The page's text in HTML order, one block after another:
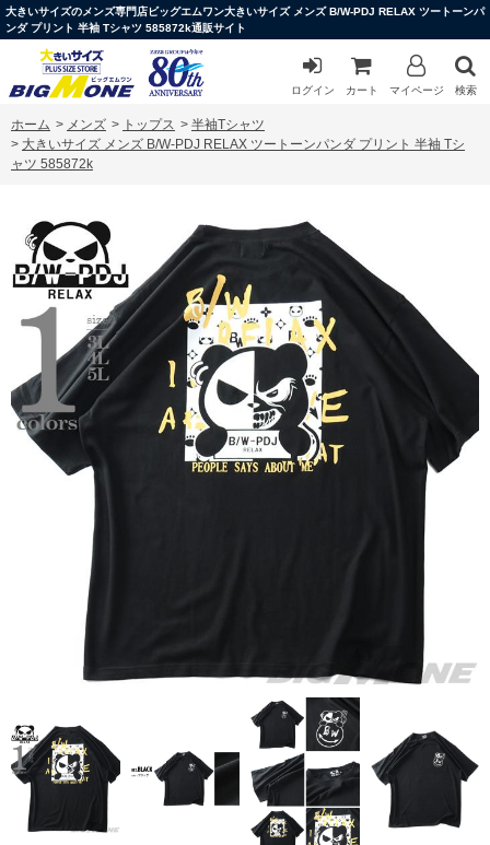
大きいサイズのメンズ専門店ビッグエムワン大きいサイズ メンズ B/W-PDJ RELAX ツートーンパ
ンダ プリント 半袖 Tシャツ 585872k通販サイト
ログイン カート マイページ 検索
ホーム > メンズ > トップス > 半袖Tシャツ
> 大きいサイズ メンズ B/W-PDJ RELAX ツートーンパンダ プリント 半袖 Tシ
ャツ 585872k